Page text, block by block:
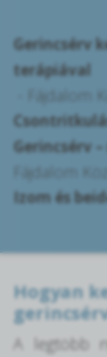
Gerincsérv
terápiával
- Fájdalom
Gerincsérv
Fájdalom
Izom és
Hogyan
A legtöbb